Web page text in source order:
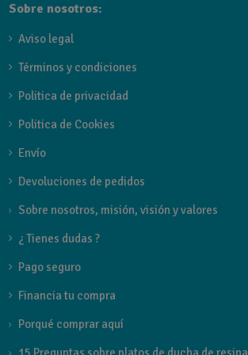
Sobre nosotros:
Aviso legal
Términos y condiciones
Politica de privacidad
Politica de Cookies
Envío
Devoluciones de pedidos
Sobre nosotros, misión, visión y valores
¿ Tienes dudas ?
Pago seguro
Financia tu compra
Porqué comprar aquí